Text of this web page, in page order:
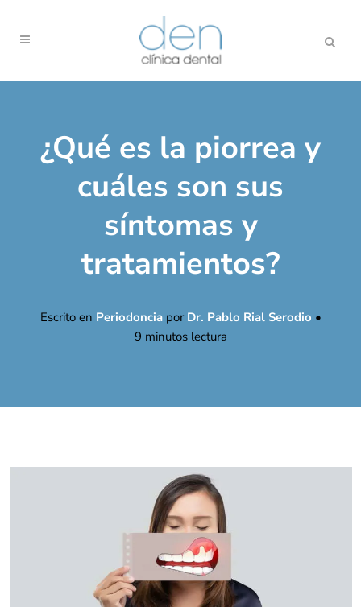
¿Qué es la piorrea y
cuáles son sus
síntomas y
tratamientos?
Escrito en Periodoncia por Dr. Pablo Rial Serodio •
9 minutos lectura